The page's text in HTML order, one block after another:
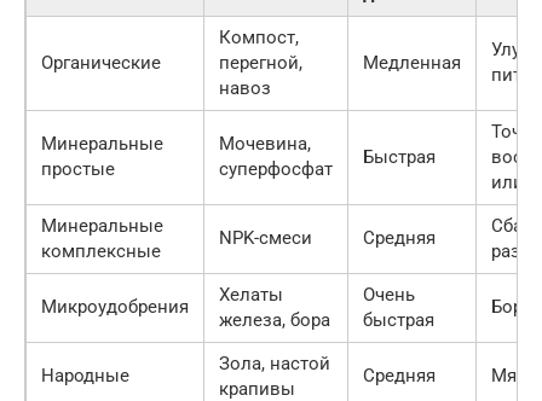
Органические
Компост,
перегной,
навоз
Медленная
Минеральные
простые
Мочевина,
суперфосфат
Быстрая
или K
Минеральные
комплексные
NPK-смеси Средняя
Микроудобрения
Хелаты
железа, бора
Очень
быстрая
Народные
Зола, настой
крапивы
Средняя